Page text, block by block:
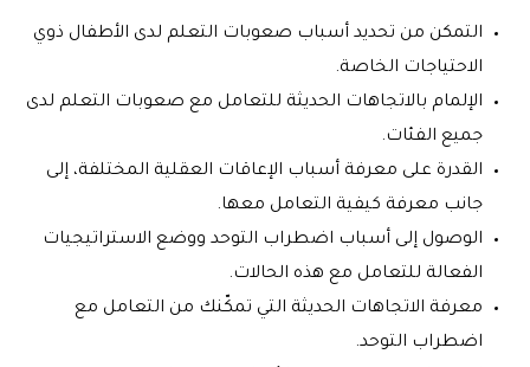
التمكن من تحديد أسباب صعوبات التعلم لدى الأطفال ذوي
الاحتياجات الخاصة.
الإلمام بالاتجاهات الحديثة للتعامل مع صعوبات التعلم لدى
جميع الفئات.
القدرة على معرفة أسباب الإعاقات العقلية المختلفة، إلى
جانب معرفة كيفية التعامل معها.
الوصول إلى أسباب اضطراب التوحد ووضع الاستراتيجيات
الفعالة للتعامل مع هذه الحالات.
معرفة الاتجاهات الحديثة التي تمكّنك من التعامل مع
اضطراب التوحد.